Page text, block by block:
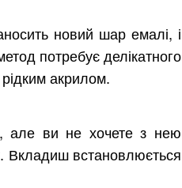
новий шар емалі, і
потребує делікатного
акрилом.
але ви не хочете з нею
Вкладиш встановлюється